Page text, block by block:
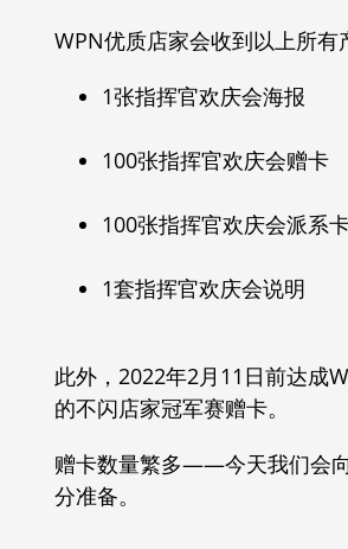
WPN优质店家会收到以上所有
1张指挥官欢庆会海报
100张指挥官欢庆会赠卡
100张指挥官欢庆会派系
1套指挥官欢庆会说明
此外，2022年2月11日前达成
的不闪店家冠军赛赠卡。
赠卡数量繁多——今天我们会
分准备。